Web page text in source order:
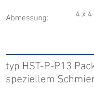
Abmessung: 4 x
typ HST-P-P13
speziellem